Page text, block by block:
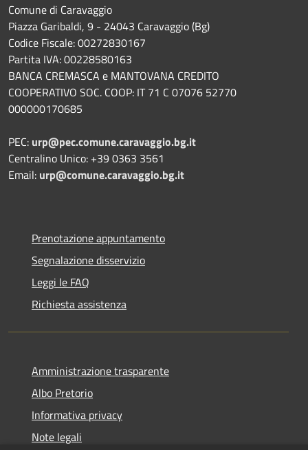
Comune di Caravaggio
Piazza Garibaldi, 9 - 24043 Caravaggio (Bg)
Codice Fiscale: 00272830167
Partita IVA: 00228580163
BANCA CREMASCA e MANTOVANA CREDITO
COOPERATIVO SOC. COOP: IT 71 C 07076 52770
000000170685
PEC: urp@pec.comune.caravaggio.bg.it
Centralino Unico: +39 0363 3561
Email: urp@comune.caravaggio.bg.it
Prenotazione appuntamento
Segnalazione disservizio
Leggi le FAQ
Richiesta assistenza
Amministrazione trasparente
Albo Pretorio
Informativa privacy
Note legali